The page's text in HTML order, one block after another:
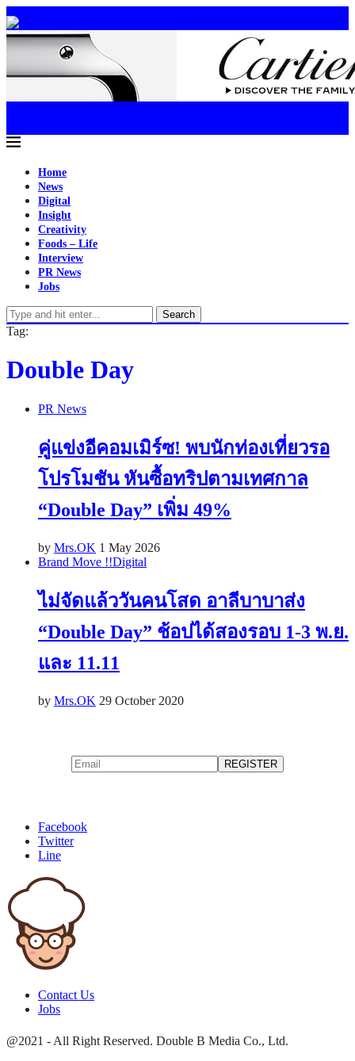
Home
News
Digital
Insight
Creativity
Foods – Life
Interview
PR News
Jobs
Search
Tag:
Double Day
PR News
คู่แข่งอีคอมเมิร์ซ! พบนักท่องเที่ยวรอ
โปรโมชัน หันซื้อทริปตามเทศกาล
“Double Day” เพิ่ม 49%
by Mrs.OK 1 May 2026
Brand Move !!Digital
ไม่จัดแล้ววันคนโสด อาลีบาบาส่ง
“Double Day” ช้อปได้สองรอบ 1-3 พ.ย.
และ 11.11
by Mrs.OK 29 October 2020
Facebook
Twitter
Line
Contact Us
Jobs
@2021 - All Right Reserved. Double B Media Co., Ltd.